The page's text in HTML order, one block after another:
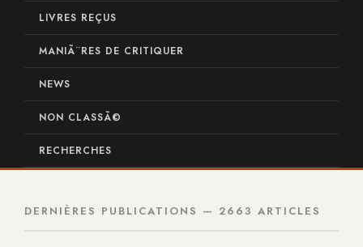
LIVRES REÇUS
MANIÃ¨RES DE CRITIQUER
NEWS
NON CLASSÃ©
RECHERCHES
DERNIÈRES PUBLICATIONS — 2663 ARTICLES